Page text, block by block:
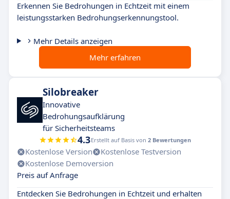
Erkennen Sie Bedrohungen in Echtzeit mit einem
leistungsstarken Bedrohungserkennungstool.
Mehr Details anzeigen
Mehr erfahren
Silobreaker
Innovative
Bedrohungsaufklärung
für Sicherheitsteams
4.3Erstellt auf Basis von 2 Bewertungen
Kostenlose Version
Kostenlose Testversion
Kostenlose Demoversion
Preis auf Anfrage
Entdecken Sie Bedrohungen in Echtzeit und erhalten